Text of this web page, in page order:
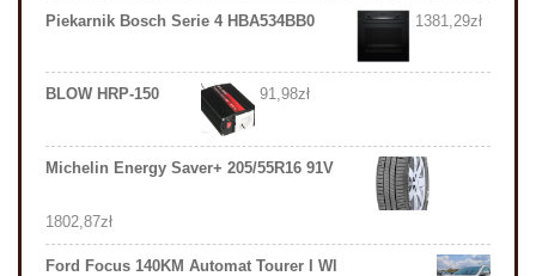
Piekarnik Bosch Serie 4 HBA534BB0 1381,29zł
BLOW HRP-150 91,98zł
Michelin Energy Saver+ 205/55R16 91V
1802,87zł
Ford Focus 140KM Automat Tourer I Wl